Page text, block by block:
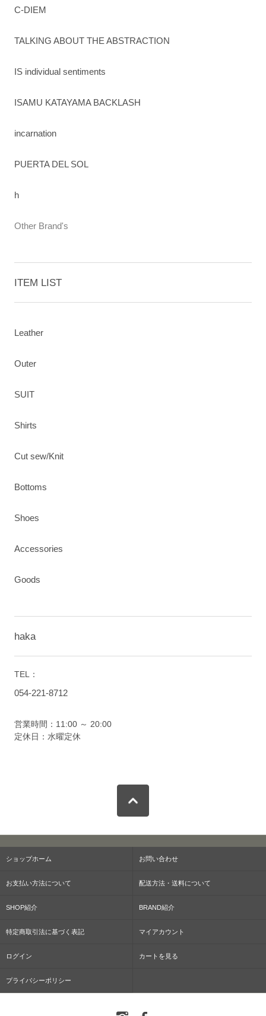
C-DIEM
TALKING ABOUT THE ABSTRACTION
IS individual sentiments
ISAMU KATAYAMA BACKLASH
incarnation
PUERTA DEL SOL
h
Other Brand's
ITEM LIST
Leather
Outer
SUIT
Shirts
Cut sew/Knit
Bottoms
Shoes
Accessories
Goods
haka
TEL：
054-221-8712
営業時間：11:00 ～ 20:00
定休日：水曜定休
ショップホーム お問い合わせ
お支払い方法について 配送方法・送料について
SHOP紹介 BRAND紹介
特定商取引法に基づく表記 マイアカウント
ログイン カートを見る
プライバシーポリシー